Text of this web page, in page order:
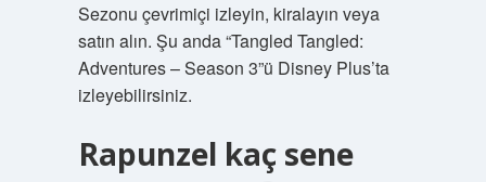
Sezonu çevrimiçi izleyin, kiralayın veya
satın alın. Şu anda “Tangled Tangled:
Adventures – Season 3”ü Disney Plus’ta
izleyebilirsiniz.
Rapunzel kaç sene